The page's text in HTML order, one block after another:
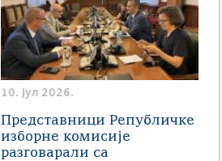
10. јул 2026.
Представници Републичке
изборне комисије
разговарали са